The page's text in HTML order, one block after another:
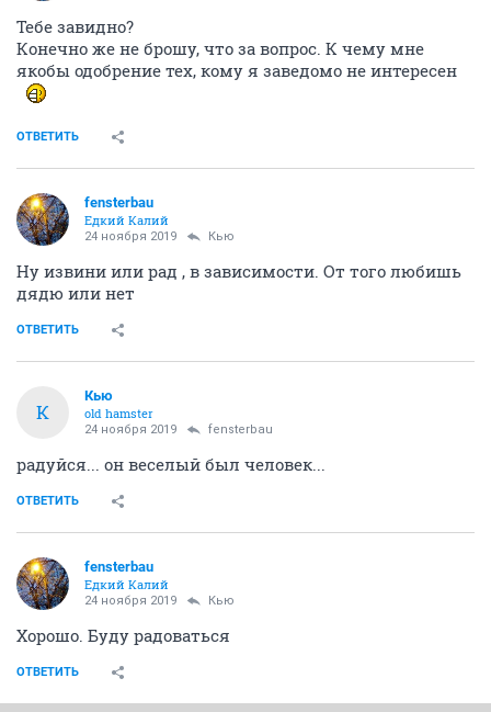
Тебе завидно?
Конечно же не брошу, что за вопрос. К чему мне
якобы одобрение тех, кому я заведомо не интересен
ОТВЕТИТЬ
fensterbau
Едкий Калий
24 ноября 2019 Кью
Ну извини или рад , в зависимости. От того любишь
дядю или нет
ОТВЕТИТЬ
К
Кью
old hamster
24 ноября 2019 fensterbau
радуйся... он веселый был человек...
ОТВЕТИТЬ
fensterbau
Едкий Калий
24 ноября 2019 Кью
Хорошо. Буду радоваться
ОТВЕТИТЬ